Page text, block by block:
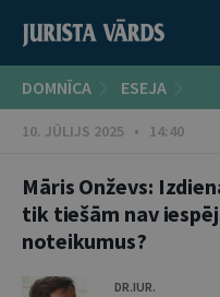
DOMNĪCA ESEJA
10. JŪLIJS 2025 • 14:40
Māris Onževs:
tik tiešām nav
noteikumus?
DR.IUR.